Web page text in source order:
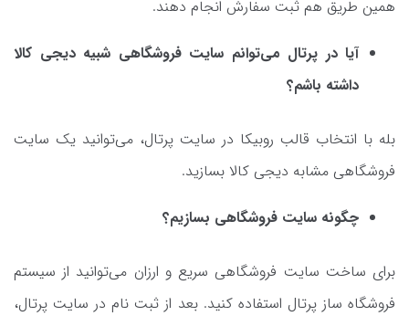
همین طریق هم ثبت سفارش انجام دهند.
آیا در پرتال می‌توانم سایت فروشگاهی شبیه دیجی کالا
داشته باشم؟
بله با انتخاب قالب روبیکا در سایت پرتال، می‌توانید یک سایت
فروشگاهی مشابه دیجی کالا بسازید.
چگونه سایت فروشگاهی بسازیم؟
برای ساخت سایت فروشگاهی سریع و ارزان می‌توانید از سیستم
فروشگاه ساز پرتال استفاده کنید. بعد از ثبت نام در سایت پرتال،